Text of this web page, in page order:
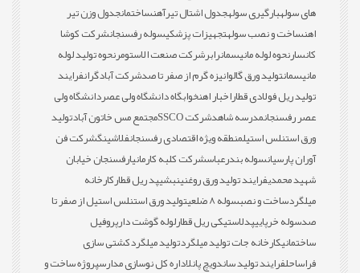
های سولهبارگیری سولهجدول اشتال تیرآهنساختمانجدول وزن تیر
اهنساخت و نصب سولهتجهیزات پزشکیسوله رفسنجانشرکت کوشا
کانسارنحوه لوله مانیسمانرابرشرکت صنعت الاستومرنحوه تولید لوله
مانیسمانتولید ورق گالوانیزه گرم از صفر تا صدشرکت آبادگرانفرایند
تولید ریل فولادی قطاراخبار اهنخوابگاه دانشگاه ولی عصردانشگاه ولی
عصر رفسنجانمدرسه شاهدشرکت SSCO مجتمع مس خاتون آبادتولید
ورق استنلس استیلمنطقه ویژه اقتصادی رفسنجانفلاشینگشرکت فن
آوران پارسیانسوله بندرعباسشرکت کلبه کارمانیارفسنجان خیابان
شهید محمدیفرایند تولید ورق روغنینبشیپد ریل قطارکارخانه
میلگردساخت و نصبسوله 8 ضلعی
تولید ورق استنلس استیل از صفر تا
صدسوله خرپاییپدلاستیکی ریل قطارلوله گوشت دارپروفیل
ساختمانیکارخانه جات تولید میلگردتولید میلگردکشتی سازی
فراساحلفرایند تولید ساندویچ پانلاداره کل نوسازی مدارسپروژه ساخت و